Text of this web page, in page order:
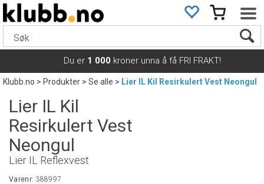
Du er 1 000 kroner unna å få FRI FRAKT!
Klubb.no>Produkter>Se alle> Lier IL Kil Resirkulert Vest Neongul
Lier IL Kil
Resirkulert Vest
Neongul
Lier IL Reflexvest
Varenr: 388997